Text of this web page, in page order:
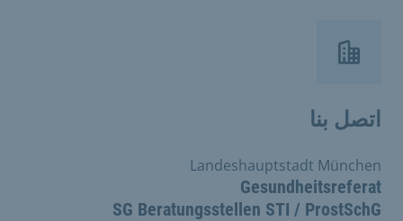
اتصل بنا
Gesundheitsreferat
SG Beratungsstellen STI / ProstSchG
Landeshauptstadt München